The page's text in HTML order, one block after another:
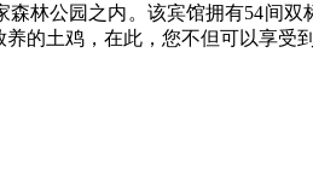
林公园之内。该宾馆拥有54间
的土鸡，在此，您不但可以享受